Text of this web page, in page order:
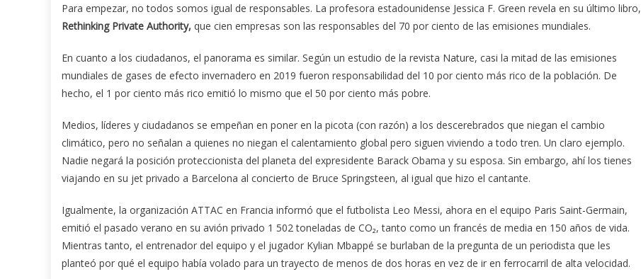
Para empezar, no todos somos igual de responsables. La profesora estadounidense Jessica F. Green revela en su último libro,
Rethinking Private Authority, que cien empresas son las responsables del 70 por ciento de las emisiones mundiales.
En cuanto a los ciudadanos, el panorama es similar. Según un estudio de la revista Nature, casi la mitad de las emisiones
mundiales de gases de efecto invernadero en 2019 fueron responsabilidad del 10 por ciento más rico de la población. De
hecho, el 1 por ciento más rico emitió lo mismo que el 50 por ciento más pobre.
Medios, líderes y ciudadanos se empeñan en poner en la picota (con razón) a los descerebrados que niegan el cambio
climático, pero no señalan a quienes no niegan el calentamiento global pero siguen viviendo a todo tren. Un claro ejemplo.
Nadie negará la posición proteccionista del planeta del expresidente Barack Obama y su esposa. Sin embargo, ahí los tienes
viajando en su jet privado a Barcelona al concierto de Bruce Springsteen, al igual que hizo el cantante.
Igualmente, la organización ATTAC en Francia informó que el futbolista Leo Messi, ahora en el equipo Paris Saint-Germain,
emitió el pasado verano en su avión privado 1 502 toneladas de CO₂, tanto como un francés de media en 150 años de vida.
Mientras tanto, el entrenador del equipo y el jugador Kylian Mbappé se burlaban de la pregunta de un periodista que les
planteó por qué el equipo había volado para un trayecto de menos de dos horas en vez de ir en ferrocarril de alta velocidad.